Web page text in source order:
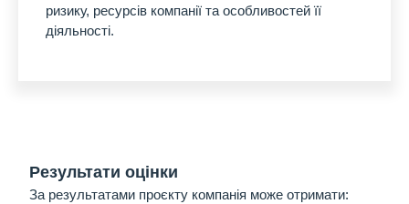
ризику, ресурсів компанії та особливостей її
діяльності.
Результати оцінки
За результатами проєкту компанія може отримати: